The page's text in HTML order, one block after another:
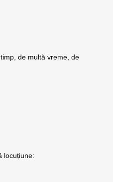
de multă vreme, de
locuțiune: